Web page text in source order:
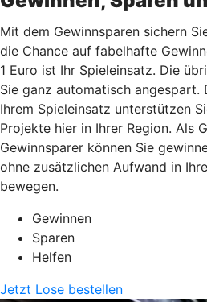
Mit dem Gewinnsparen sichern
die Chance auf fabelhafte
1 Euro ist Ihr Spieleinsatz. Die
Sie ganz automatisch angespart.
Ihrem Spieleinsatz unterstützen
Projekte hier in Ihrer Region. Als
Gewinnsparer können Sie
ohne zusätzlichen Aufwand in
bewegen.
Gewinnen
Sparen
Helfen
Jetzt Lose bestellen